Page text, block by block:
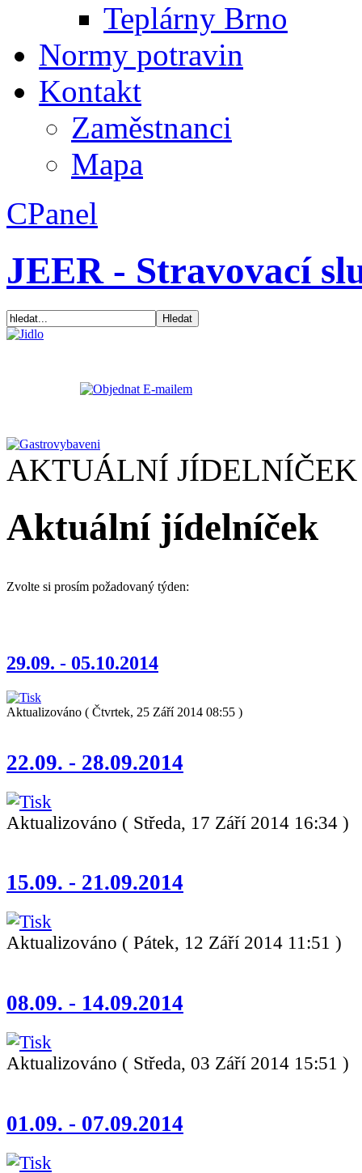
Teplárny Brno
Normy potravin
Kontakt
Zaměstnanci
Mapa
CPanel
JEER - Stravovací
AKTUÁLNÍ JÍDELNÍČEK
Aktuální jídelníček
Zvolte si prosím požadovaný týden:
29.09. - 05.10.2014
Aktualizováno ( Čtvrtek, 25 Září 2014 08:55 )
22.09. - 28.09.2014
Aktualizováno ( Středa, 17 Září 2014 16:34 )
15.09. - 21.09.2014
Aktualizováno ( Pátek, 12 Září 2014 11:51 )
08.09. - 14.09.2014
Aktualizováno ( Středa, 03 Září 2014 15:51 )
01.09. - 07.09.2014